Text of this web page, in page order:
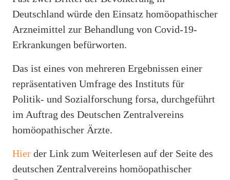
Deutschland würde den Einsatz homöopathischer
Arzneimittel zur Behandlung von Covid-19-
Erkrankungen befürworten.
Das ist eines von mehreren Ergebnissen einer
repräsentativen Umfrage des Instituts für
Politik- und Sozialforschung forsa, durchgeführt
im Auftrag des Deutschen Zentralvereins
homöopathischer Ärzte.
Hier der Link zum Weiterlesen auf der Seite des
deutschen Zentralvereins homöopathischer